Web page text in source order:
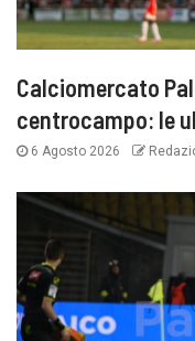
Calciomercato
centrocampo: le
6 Agosto 2026